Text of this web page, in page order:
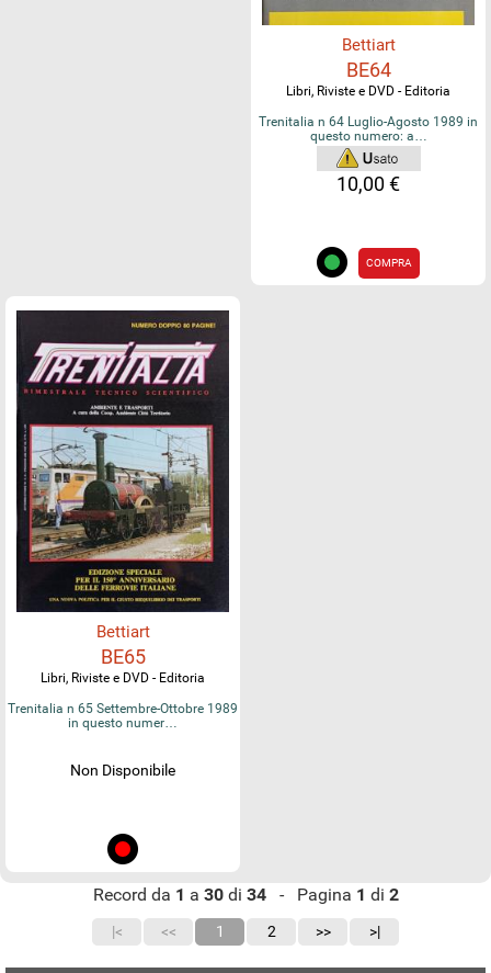
Bettiart
BE64
Libri, Riviste e DVD - Editoria
Trenitalia n 64 Luglio-Agosto 1989 in
questo numero: a…
10,00 €
COMPRA
Bettiart
BE65
Libri, Riviste e DVD - Editoria
Trenitalia n 65 Settembre-Ottobre 1989
in questo numer…
Non Disponibile
Record da 1 a 30di 34- Pagina 1 di 2
|< << 1 2 >> >|